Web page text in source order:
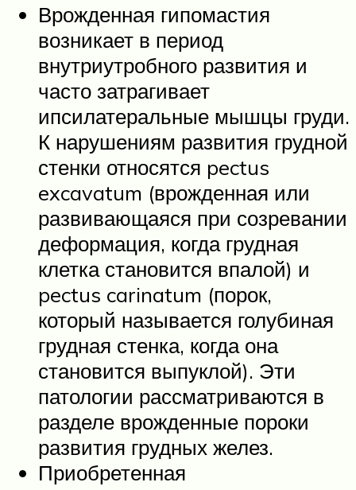
Врожденная гипомастия
возникает в период
внутриутробного развития и
часто затрагивает
ипсилатеральные мышцы груди.
К нарушениям развития грудной
стенки относятся pectus
excavatum (врожденная или
развивающаяся при созревании
деформация, когда грудная
клетка становится впалой) и
pectus carinatum (порок,
который называется голубиная
грудная стенка, когда она
становится выпуклой). Эти
патологии рассматриваются в
разделе врожденные пороки
развития грудных желез.
Приобретенная